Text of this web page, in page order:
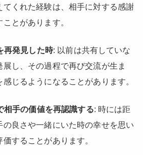
てくれた経験は、相手に対する感謝
とがあります。
再発見した時: 以前は共有していな
し、その過程で再び交流が生ま
じるようになることがあります。
相手の価値を再認識する: 時には距
良さや一緒にいた時の幸せを思い
することがあります。